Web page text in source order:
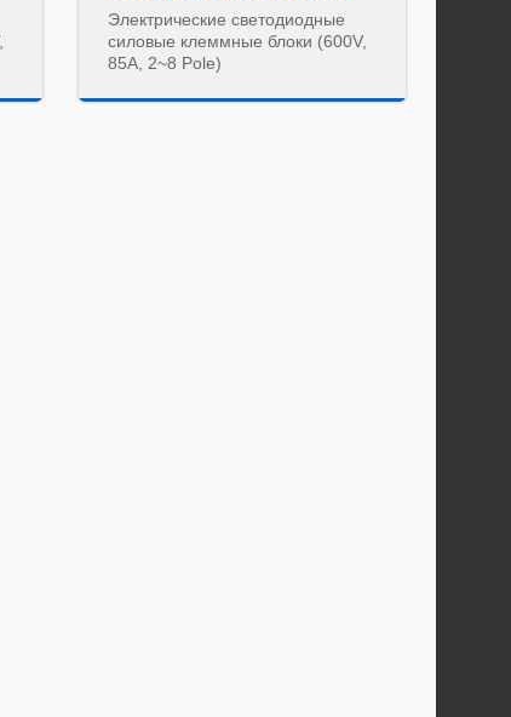
Электрические светодиодные
силовые клеммные блоки (600V,
85A, 2~8 Pole)